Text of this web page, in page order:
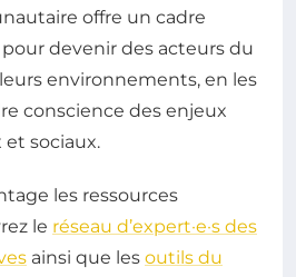
offre un cadre
devenir des acteurs du
environnements, en les
conscience des enjeux
sociaux.
les ressources
le réseau d’expert·e·s des
ainsi que les outils du